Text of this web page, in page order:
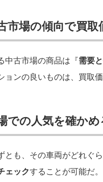
市場の傾向で買取
中古市場の商品は『需要
ョンの良いものは、買取価
での人気を確かめ
とも、その車両がどれぐ
ェックすることが可能だ。